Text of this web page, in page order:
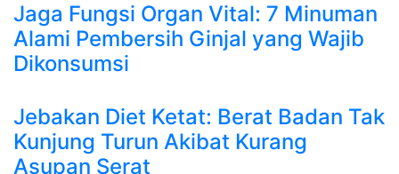
Jaga Fungsi Organ Vital: 7 Minuman
Alami Pembersih Ginjal yang Wajib
Dikonsumsi
Jebakan Diet Ketat: Berat Badan Tak
Kunjung Turun Akibat Kurang
Asupan Serat